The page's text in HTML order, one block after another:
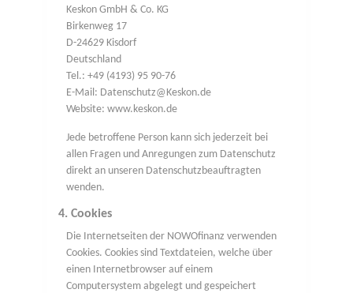
Keskon GmbH & Co. KG
Birkenweg 17
D-24629 Kisdorf
Deutschland
Tel.: +49 (4193) 95 90-76
E-Mail: Datenschutz@Keskon.de
Website: www.keskon.de
Jede betroffene Person kann sich jederzeit bei
allen Fragen und Anregungen zum Datenschutz
direkt an unseren Datenschutzbeauftragten
wenden.
4. Cookies
Die Internetseiten der NOWOfinanz verwenden
Cookies. Cookies sind Textdateien, welche über
einen Internetbrowser auf einem
Computersystem abgelegt und gespeichert